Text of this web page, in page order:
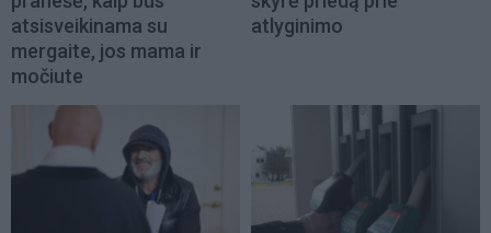
atsisveikinama su
mergaite, jos mama ir
močiute
atlyginimo